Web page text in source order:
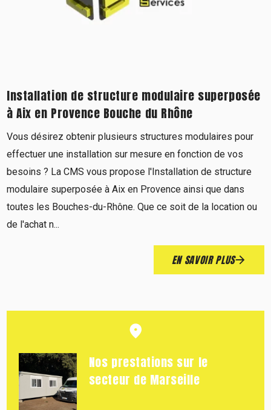
Installation de structure modulaire superposée
à Aix en Provence Bouche du Rhône
Vous désirez obtenir plusieurs structures modulaires pour
effectuer une installation sur mesure en fonction de vos
besoins ? La CMS vous propose l'Installation de structure
modulaire superposée à Aix en Provence ainsi que dans
toutes les Bouches-du-Rhône. Que ce soit de la location ou
de l'achat n...
EN SAVOIR PLUS
Nos prestations sur le
secteur de Marseille